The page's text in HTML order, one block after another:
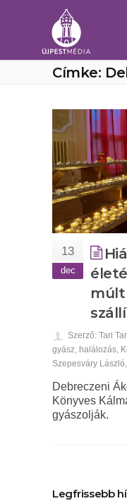
Címke:
13
dec
múlt
Szerző: Tari
gyász halálozás
Szepesváry László
Debreczeni
Könyves
gyászolják.
Legfrissebb